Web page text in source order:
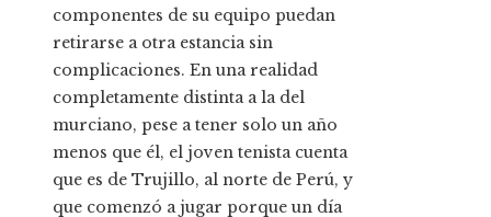
componentes de su equipo puedan
retirarse a otra estancia sin
complicaciones. En una realidad
completamente distinta a la del
murciano, pese a tener solo un año
menos que él, el joven tenista cuenta
que es de Trujillo, al norte de Perú, y
que comenzó a jugar porque un día